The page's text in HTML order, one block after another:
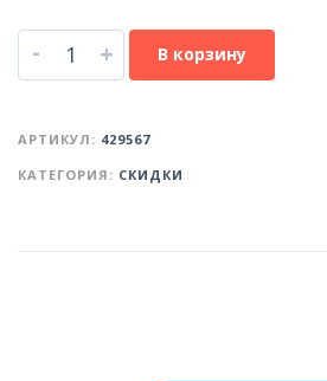
- + В корзину
АРТИКУЛ: 429567
КАТЕГОРИЯ: СКИДКИ